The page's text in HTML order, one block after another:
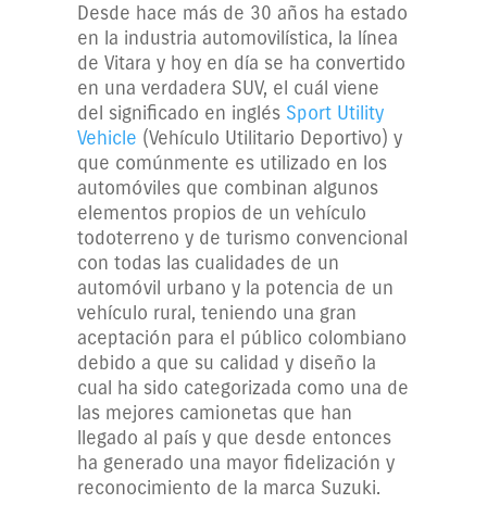
Desde hace más de 30 años ha estado
en la industria automovilística, la línea
de Vitara y hoy en día se ha convertido
en una verdadera SUV, el cuál viene
del significado en inglés Sport Utility
Vehicle (Vehículo Utilitario Deportivo) y
que comúnmente es utilizado en los
automóviles que combinan algunos
elementos propios de un vehículo
todoterreno y de turismo convencional
con todas las cualidades de un
automóvil urbano y la potencia de un
vehículo rural, teniendo una gran
aceptación para el público colombiano
debido a que su calidad y diseño la
cual ha sido categorizada como una de
las mejores camionetas que han
llegado al país y que desde entonces
ha generado una mayor fidelización y
reconocimiento de la marca Suzuki.